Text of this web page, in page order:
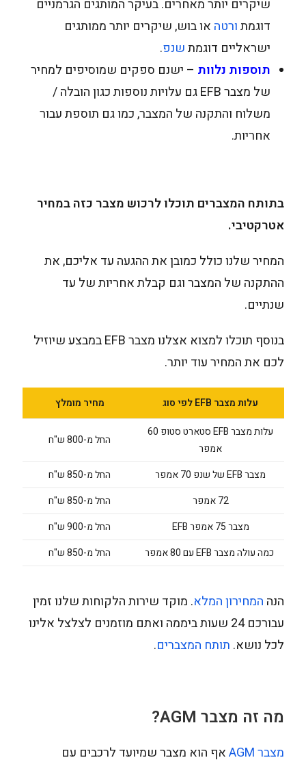
שיקרים יותר מאחרים. בעיקר המותגים הגרמניים
דוגמתורטה או בוש, שיקרים יותר ממותגים
ישראליים דוגמתשנפ.
תוספות נלוות – ישנם ספקים שמוסיפים למחיר
של מצבר EFB גם עלויות נוספות כגון הובלה /
משלוח והתקנה של המצבר, כמו גם תוספת עבור
אחריות.
בתותח המצברים תוכלו לרכוש מצבר כזה במחיר
אטרקטיבי.
המחיר שלנו כולל כמובן את ההגעה עד אליכם, את
ההתקנה של המצבר וגם קבלת אחריות של עד
שנתיים.
בנוסף תוכלו למצוא אצלנו מצבר EFB במבצע שיוזיל
לכם את המחיר עוד יותר.
עלות מצבר EFB לפי סוג
מחיר מומלץ
עלות מצבר EFB סטארט סטופ 60
אמפר
החל מ-800 ש"ח
מצבר EFB של שנפ 70 אמפר
החל מ-850 ש"ח
72 אמפר
החל מ-850 ש"ח
מצבר 75 אמפר EFB
החל מ-900 ש"ח
כמה עולה מצבר EFB עם 80 אמפר
החל מ-850 ש"ח
הנה המחירון המלא. מוקד שירות הלקוחות שלנו זמין
עבורכם 24 שעות ביממה ואתם מוזמנים לצלצל אלינו
לכל נושא. תותח המצברים.
מה זה מצבר AGM?
מצבר AGM
אף הוא מצבר שמיועד לרכבים עם